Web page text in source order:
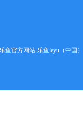
乐鱼官方网站-乐鱼leyu（中国）